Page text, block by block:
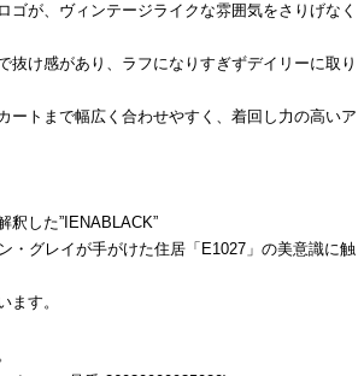
ゴが、ヴィンテージライクな雰囲気をさりげなく
抜け感があり、ラフになりすぎずデイリーに取り
ートまで幅広く合わせやすく、着回し力の高いア
釈した”IENABLACK”
・グレイが手がけた住居「E1027」の美意識に触
ます。